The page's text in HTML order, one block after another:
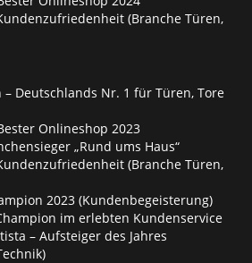
(Branche Türen,
– Deutschlands Nr. 1 für Türen, Tore
Onlineshop 2023
„Rund ums Haus“
(Branche Türen,
2023 (Kundenbegeisterung)
im erlebten Kundenservice
– Aufsteiger des Jahres